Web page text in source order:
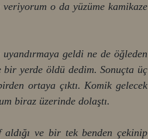
veriyorum o da yüzüme kamikaze
geldi ne de öğleden
yerde öldü dedim. Sonuçta üç
ortaya çıktı. Komik gelecek
biraz üzerinde dolaştı.
ve bir tek benden çekinip